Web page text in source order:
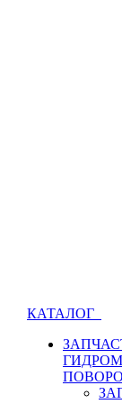
КАТАЛОГ